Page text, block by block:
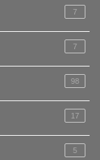
7
7
98
17
5